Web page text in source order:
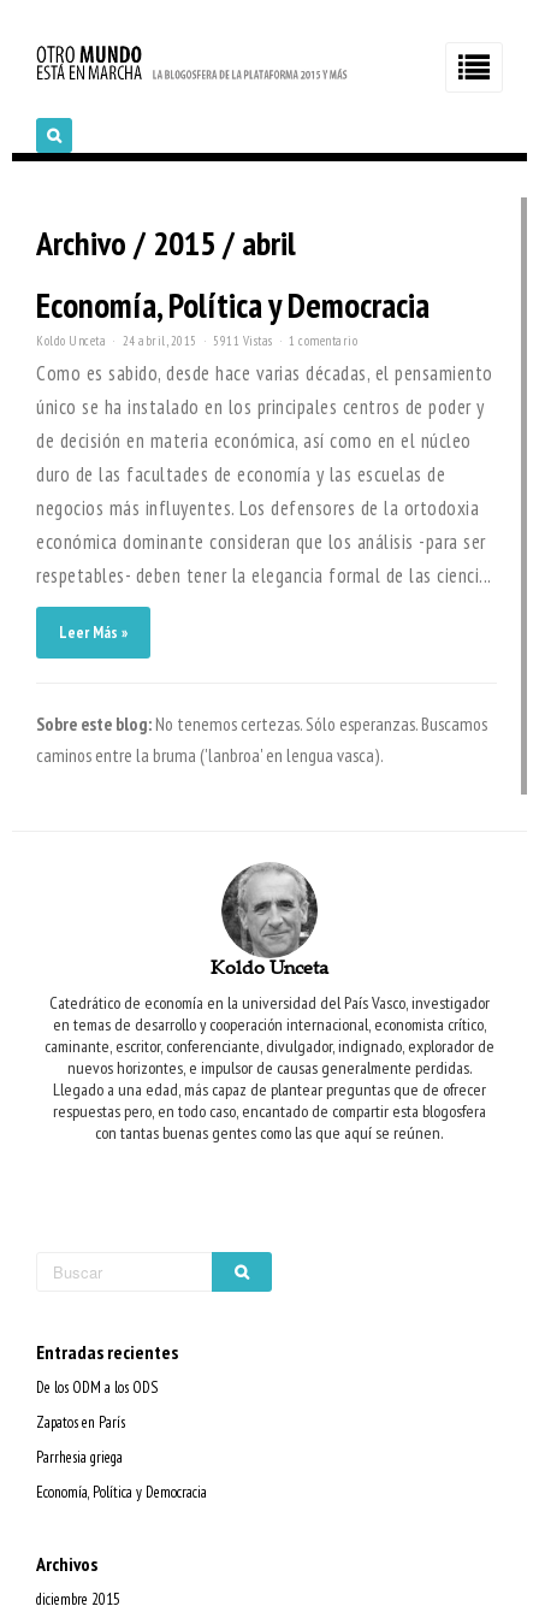
Archivo / 2015 / abril
Economía, Política y Democracia
Koldo Unceta 24 abril, 2015 5911 Vistas 1 comentario
Como es sabido, desde hace varias décadas, el pensamiento
único se ha instalado en los principales centros de poder y
de decisión en materia económica, así como en el núcleo
duro de las facultades de economía y las escuelas de
negocios más influyentes. Los defensores de la ortodoxia
económica dominante consideran que los análisis -para ser
respetables- deben tener la elegancia formal de las cienci...
Leer Más »
Sobre este blog:No tenemos certezas. Sólo esperanzas. Buscamos
caminos entre la bruma ('lanbroa' en lengua vasca).
Koldo Unceta
Catedrático de economía en la universidad del País Vasco, investigador
en temas de desarrollo y cooperación internacional, economista crítico,
caminante, escritor, conferenciante, divulgador, indignado, explorador de
nuevos horizontes, e impulsor de causas generalmente perdidas.
Llegado a una edad, más capaz de plantear preguntas que de ofrecer
respuestas pero, en todo caso, encantado de compartir esta blogosfera
con tantas buenas gentes como las que aquí se reúnen.
Entradas recientes
De los ODM a los ODS
Zapatos en París
Parrhesia griega
Economía, Política y Democracia
Archivos
diciembre 2015